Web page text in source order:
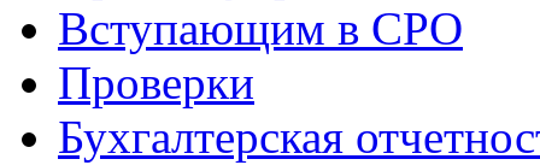
Вступающим в СРО
Проверки
Бухгалтерская